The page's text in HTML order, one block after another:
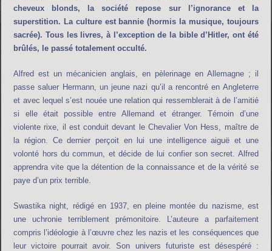
cheveux blonds, la société repose sur l’ignorance et la
superstition. La culture est bannie (hormis la musique, toujours
sacrée). Tous les livres, à l’exception de la bible d’Hitler, ont été
brûlés, le passé totalement occulté.
Alfred est un mécanicien anglais, en pèlerinage en Allemagne ; il
passe saluer Hermann, un jeune nazi qu’il a rencontré en Angleterre
et avec lequel s’est nouée une relation qui ressemblerait à de l’amitié
si elle était possible entre Allemand et étranger. Témoin d’une
violente rixe, il est conduit devant le Chevalier Von Hess, maître de
la région. Ce dernier perçoit en lui une intelligence aiguë et une
volonté hors du commun, et décide de lui confier son secret. Alfred
apprendra vite que la détention de la connaissance et de la vérité se
paye d’un prix terrible.
Swastika night, rédigé en 1937, en pleine montée du nazisme, est
une uchronie terriblement prémonitoire. L’auteure a parfaitement
compris l’idéologie à l’œuvre chez les nazis et les conséquences que
leur victoire pourrait avoir. Son univers futuriste est désespéré :